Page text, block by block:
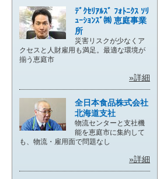
ﾃﾞｸｾﾘｱﾙｽﾞ ﾌｫﾄﾆｸｽ ｿﾘ
ｭｰｼｮﾝｽﾞ㈱ 恵庭事業
所
災害リスクが少なくア
クセスと人財雇用も満足。最適な環境が
揃う恵庭市
»詳細
全日本食品株式会社
北海道支社
物流センターと支社機
能を恵庭市に集約して
も、物流・雇用面で問題なし
»詳細